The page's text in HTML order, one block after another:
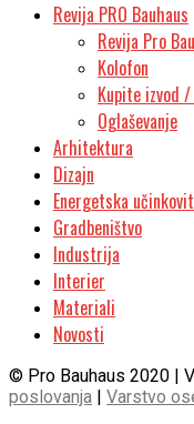
Revija PRO Bauhaus
Revija Pro
Kolofon
Kupite izvod
Oglaševanje
Arhitektura
Dizajn
Energetska
Gradbeništvo
Industrija
Interier
Materiali
Novosti
© Pro Bauhaus 2020 |
poslovanja | Varstvo